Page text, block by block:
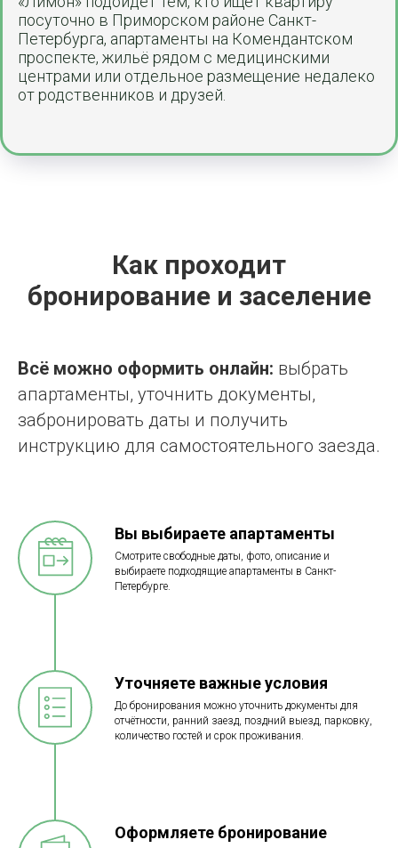
посуточно в Приморском районе Санкт-
Петербурга, апартаменты на Комендантском
проспекте, жильё рядом с медицинскими
центрами или отдельное размещение недалеко
от родственников и друзей.
Как проходит
бронирование и заселение
Всё можно оформить онлайн: выбрать
апартаменты, уточнить документы,
забронировать даты и получить
инструкцию для самостоятельного заезда.
Вы выбираете апартаменты
Смотрите свободные даты, фото, описание и
выбираете подходящие апартаменты в Санкт-
Петербурге.
Уточняете важные условия
До бронирования можно уточнить документы для
отчётности, ранний заезд, поздний выезд, парковку,
количество гостей и срок проживания.
Оформляете бронирование